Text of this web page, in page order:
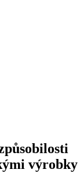
výrobky